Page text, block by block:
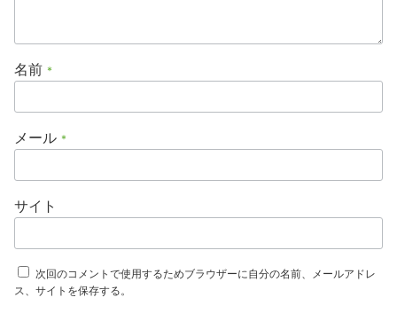
名前 *
メール *
サイト
次回のコメントで使用するためブラウザーに自分の名前、メールアドレ
ス、サイトを保存する。